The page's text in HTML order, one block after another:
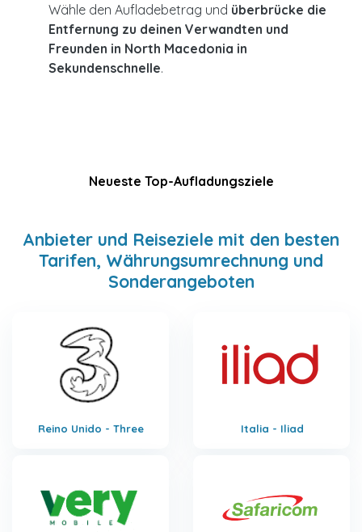
Wähle den Aufladebetrag und überbrücke die
Entfernung zu deinen Verwandten und
Freunden in North Macedonia in
Sekundenschnelle.
Neueste Top-Aufladungsziele
Anbieter und Reiseziele mit den besten
Tarifen, Währungsumrechnung und
Sonderangeboten
Reino Unido - Three Italia - Iliad